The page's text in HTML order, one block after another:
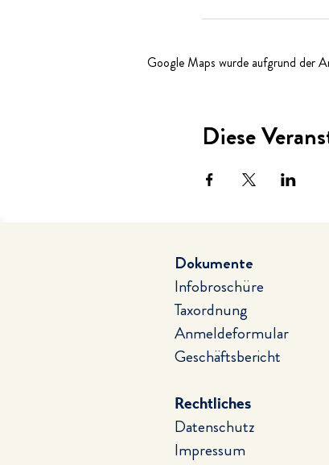
Google Maps wurde aufgrund der
Diese
Dokumente
Infobroschüre
Taxordnung
Anmeldeformular
Geschäftsbericht
Rechtliches
Datenschutz
Impressum